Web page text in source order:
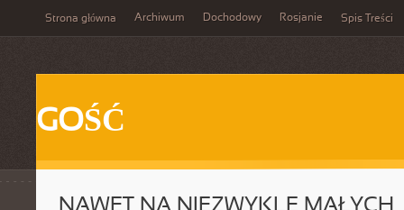
Strona główna Archiwum Dochodowy Rosjanie Spis Treści
GOŚĆ